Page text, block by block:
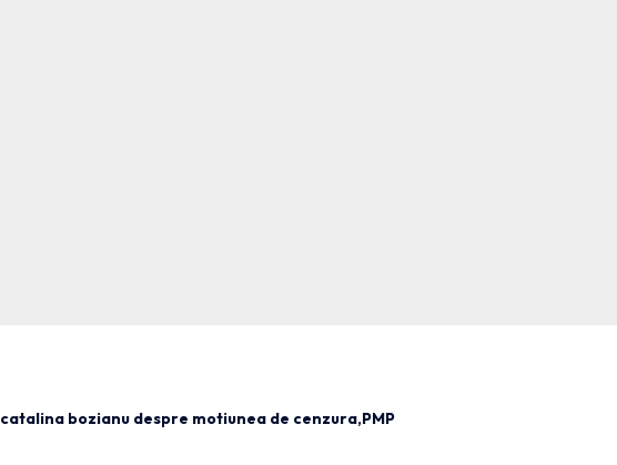
catalina bozianu despre motiunea de cenzura PMP